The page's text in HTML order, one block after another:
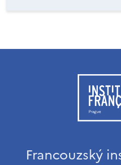
Francouzský